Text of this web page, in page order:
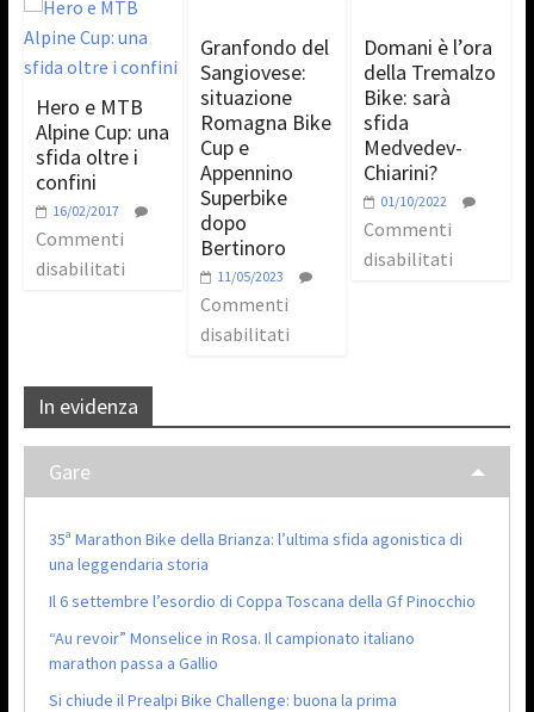
Hero e MTB
Alpine Cup: una
sfida oltre i
confini
16/02/2017
Commenti
disabilitati
Granfondo del
Sangiovese:
situazione
Romagna Bike
Cup e
Appennino
Superbike
dopo
Bertinoro
11/05/2023
Commenti
disabilitati
Domani è l’ora
della Tremalzo
Bike: sarà
sfida
Medvedev-
Chiarini?
01/10/2022
Commenti
disabilitati
In evidenza
Gare
35ª Marathon Bike della Brianza: l’ultima sfida agonistica di
una leggendaria storia
Il 6 settembre l’esordio di Coppa Toscana della Gf Pinocchio
“Au revoir” Monselice in Rosa. Il campionato italiano
marathon passa a Gallio
Si chiude il Prealpi Bike Challenge: buona la prima